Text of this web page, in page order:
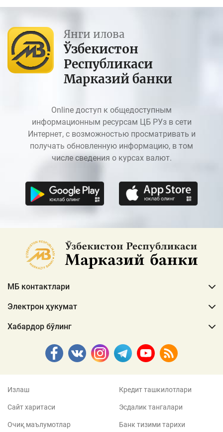
Янги илова
Ўзбекистон
Республикаси
Марказий банки
Online доступ к общедоступным
информационным ресурсам ЦБ РУз в сети
Интернет, с возможностью просматривать и
получать обновленную информацию, в том
числе сведения о курсах валют.
МБ контактлари
Электрон ҳукумат
Хабардор бўлинг
Излаш
Сайт харитаси
Очиқ маълумотлар
Кредит ташкилотлари
Эсдалик тангалари
Банк тизими тарихи